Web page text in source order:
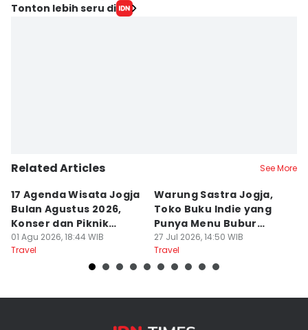
Tonton lebih seru di
Related Articles See More
17 Agenda Wisata Jogja
Bulan Agustus 2026,
Konser dan Piknik
Literasi
01 Agu 2026, 18:44 WIB
Travel
Warung Sastra Jogja,
Toko Buku Indie yang
Punya Menu Bubur
Manado
27 Jul 2026, 14:50 WIB
Travel